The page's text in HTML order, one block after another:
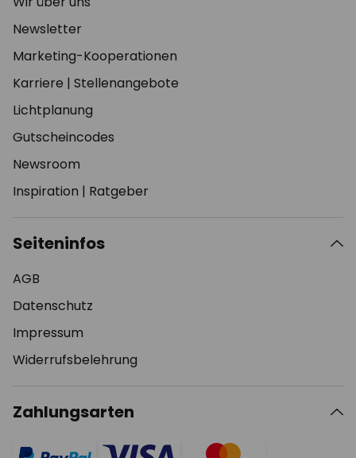
Newsletter
Marketing-Kooperationen
Karriere | Stellenangebote
Lichtplanung
Gutscheincodes
Newsroom
Inspiration | Ratgeber
Seiteninfos
AGB
Datenschutz
Impressum
Widerrufsbelehrung
Zahlungsarten